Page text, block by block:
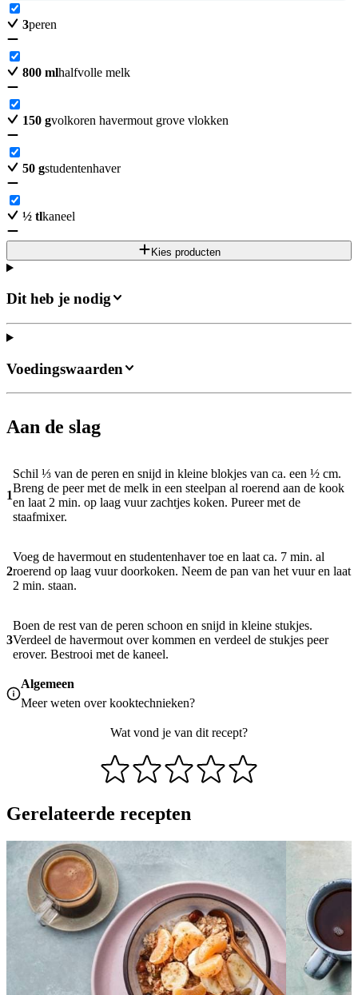
3peren
800 mlhalfvolle melk
150 gvolkoren havermout grove vlokken
50 gstudentenhaver
½ tlkaneel
Kies producten
Dit heb je nodig
Aan de slag
1
Schil ⅓ van de peren en snijd in kleine blokjes van ca. een ½ cm.
Breng de peer met de melk in een steelpan al roerend aan de kook
en laat 2 min. op laag vuur zachtjes koken. Pureer met de
staafmixer.
2
Voeg de havermout en studentenhaver toe en laat ca. 7 min. al
roerend op laag vuur doorkoken. Neem de pan van het vuur en laat
2 min. staan.
3
Boen de rest van de peren schoon en snijd in kleine stukjes.
Verdeel de havermout over kommen en verdeel de stukjes peer
erover. Bestrooi met de kaneel.
Algemeen
Meer weten overkooktechnieken?
Wat vond je van dit recept?
Voedingswaarden
Gerelateerde recepten